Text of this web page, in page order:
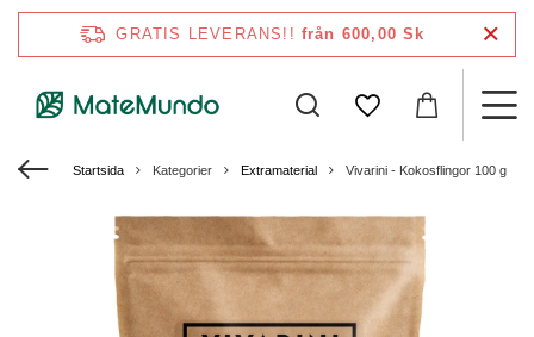
GRATIS LEVERANS!! från 600,00 Sk
Startsida Kategorier Extramaterial Vivarini - Kokosflingor 100 g